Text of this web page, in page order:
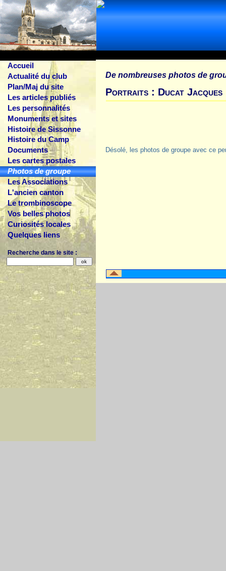
Accueil
Actualité du club
Plan/Maj du site
Les articles publiés
Les personnalités
Monuments et sites
Histoire de Sissonne
Histoire du Camp
Documents
Les cartes postales
Photos de groupe
Les Associations
L'ancien canton
Le trombinoscope
Vos belles photos
Curiosités locales
Quelques liens
Recherche dans le site :
De nombreuses photos de
Portraits : Ducat Jacques
Désolé, les photos de groupe avec ce